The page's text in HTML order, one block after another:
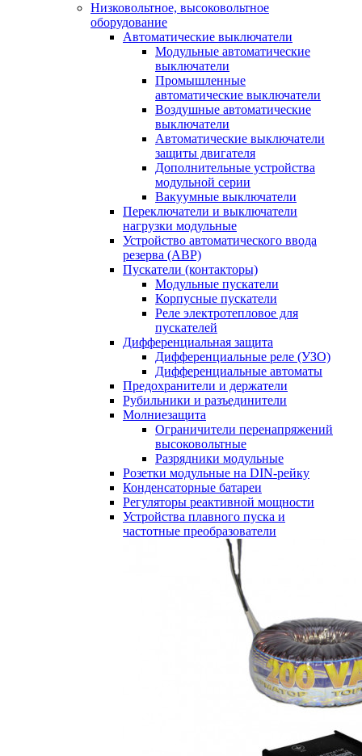
Низковольтное, высоковольтное
оборудование
Автоматические выключатели
Модульные автоматические
выключатели
Промышленные
автоматические выключатели
Воздушные автоматические
выключатели
Автоматические выключатели
защиты двигателя
Дополнительные устройства
модульной серии
Вакуумные выключатели
Переключатели и выключатели
нагрузки модульные
Устройство автоматического ввода
резерва (АВР)
Пускатели (контакторы)
Модульные пускатели
Корпусные пускатели
Реле электротепловое для
пускателей
Дифференциальная защита
Дифференциальные реле (УЗО)
Дифференциальные автоматы
Предохранители и держатели
Рубильники и разъединители
Молниезащита
Ограничители перенапряжений
высоковольтные
Разрядники модульные
Розетки модульные на DIN-рейку
Конденсаторные батареи
Регуляторы реактивной мощности
Устройства плавного пуска и
частотные преобразователи